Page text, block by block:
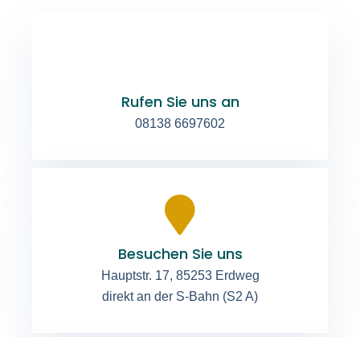
Rufen Sie uns an
08138 6697602
Besuchen Sie uns
Hauptstr. 17, 85253 Erdweg
direkt an der S-Bahn (S2 A)